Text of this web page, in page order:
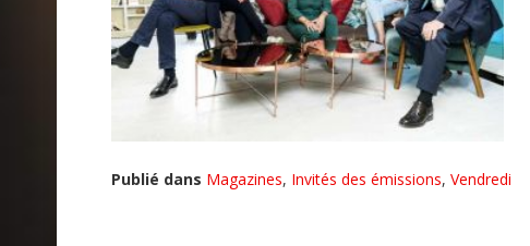
Publié dans Magazines, Invités des émissions, Vendredi